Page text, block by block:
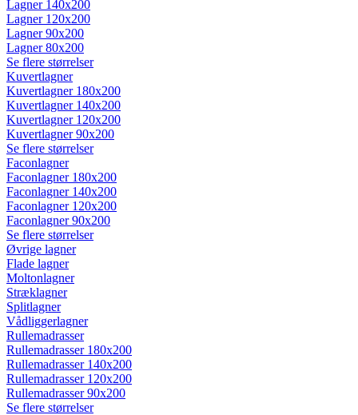
Lagner 140x200
Lagner 120x200
Lagner 90x200
Lagner 80x200
Se flere størrelser
Kuvertlagner
Kuvertlagner 180x200
Kuvertlagner 140x200
Kuvertlagner 120x200
Kuvertlagner 90x200
Se flere størrelser
Faconlagner
Faconlagner 180x200
Faconlagner 140x200
Faconlagner 120x200
Faconlagner 90x200
Se flere størrelser
Øvrige lagner
Flade lagner
Moltonlagner
Stræklagner
Splitlagner
Vådliggerlagner
Rullemadrasser
Rullemadrasser 180x200
Rullemadrasser 140x200
Rullemadrasser 120x200
Rullemadrasser 90x200
Se flere størrelser